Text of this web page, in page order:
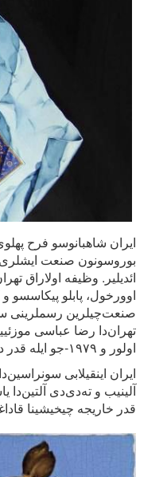
ایران شاهبانوسو فرح
بوروسونون صنعت
ائدیلیر. وظیفه اولاراق
اوورخول، پابلو
تهران‌دا رضا عباسی
اولور و ۱۹۷۹-جو ایله قدر ده موزئی‌ده باش‌چیلیق ائدیر.
ایران اینقیلابی
قدر خاریجه چیخیشینا